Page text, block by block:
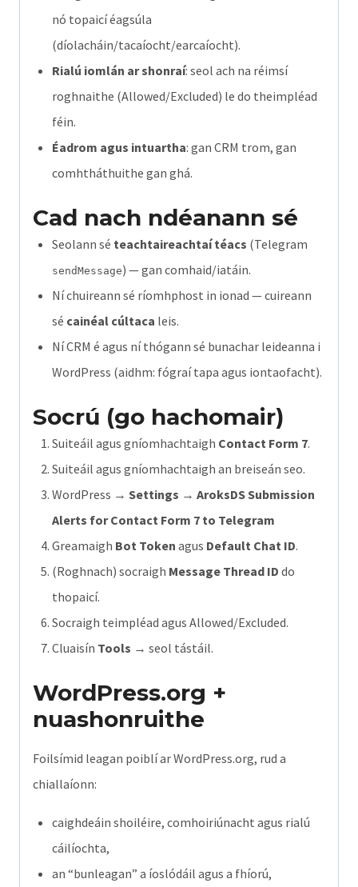
nó topaicí éagsúla
(díolacháin/tacaíocht/earcaíocht).
Rialú iomlán ar shonraí: seol ach na réimsí
roghnaithe (Allowed/Excluded) le do theimpléad
féin.
Éadrom agus intuartha: gan CRM trom, gan
comhtháthuithe gan ghá.
Cad nach ndéanann sé
Seolann sé teachtaireachtaí téacs (Telegram
sendMessage) — gan comhaid/iatáin.
Ní chuireann sé ríomhphost in ionad — cuireann
sé cainéal cúltaca leis.
Ní CRM é agus ní thógann sé bunachar leideanna i
WordPress (aidhm: fógraí tapa agus iontaofacht).
Socrú (go hachomair)
Suiteáil agus gníomhachtaigh Contact Form 7.
Suiteáil agus gníomhachtaigh an breiseán seo.
WordPress → Settings → AroksDS Submission
Alerts for Contact Form 7 to Telegram
Greamaigh Bot Token agus Default Chat ID.
(Roghnach) socraigh Message Thread ID do
thopaicí.
Socraigh teimpléad agus Allowed/Excluded.
Cluaisín Tools → seol tástáil.
WordPress.org +
nuashonruithe
Foilsímid leagan poiblí ar WordPress.org, rud a
chiallaíonn:
caighdeáin shoiléire, comhoiriúnacht agus rialú
cáilíochta,
an “bunleagan” a íoslódáil agus a fhíorú,